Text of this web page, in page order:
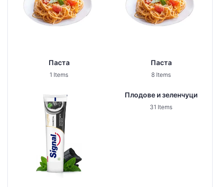
Паста
1 Items
Паста
8 Items
Плодове и зеленчуци
31 Items